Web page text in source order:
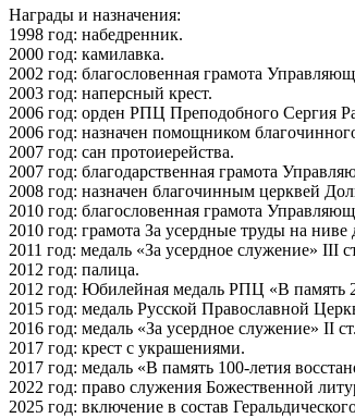
Награды и назначения:
1998 год: набедренник.
2000 год: камилавка.
2002 год: благословенная грамота
2003 год: наперсный крест.
2006 год: орден PПЦ Преподобного Сергия
2006 год: назначен помощником
2007 год: сан протоиерейства.
2007 год: благодарственная грамота
2008 год: назначен благочинным церквей
2010 год: благословенная грамота
2010 год: грамота За усердные труды на
2011 год: медаль «За усердное служение» III
2012 год: палица.
2012 год: Юбилейная медаль РПЦ «В память
2015 год: медаль Русской Православной
2016 год: медаль «За усердное служение» II ст.
2017 год: крест с украшениями.
2017 год: медаль «В память 100-летия
2022 год: право служения Божественной
2025 год: включение в состав